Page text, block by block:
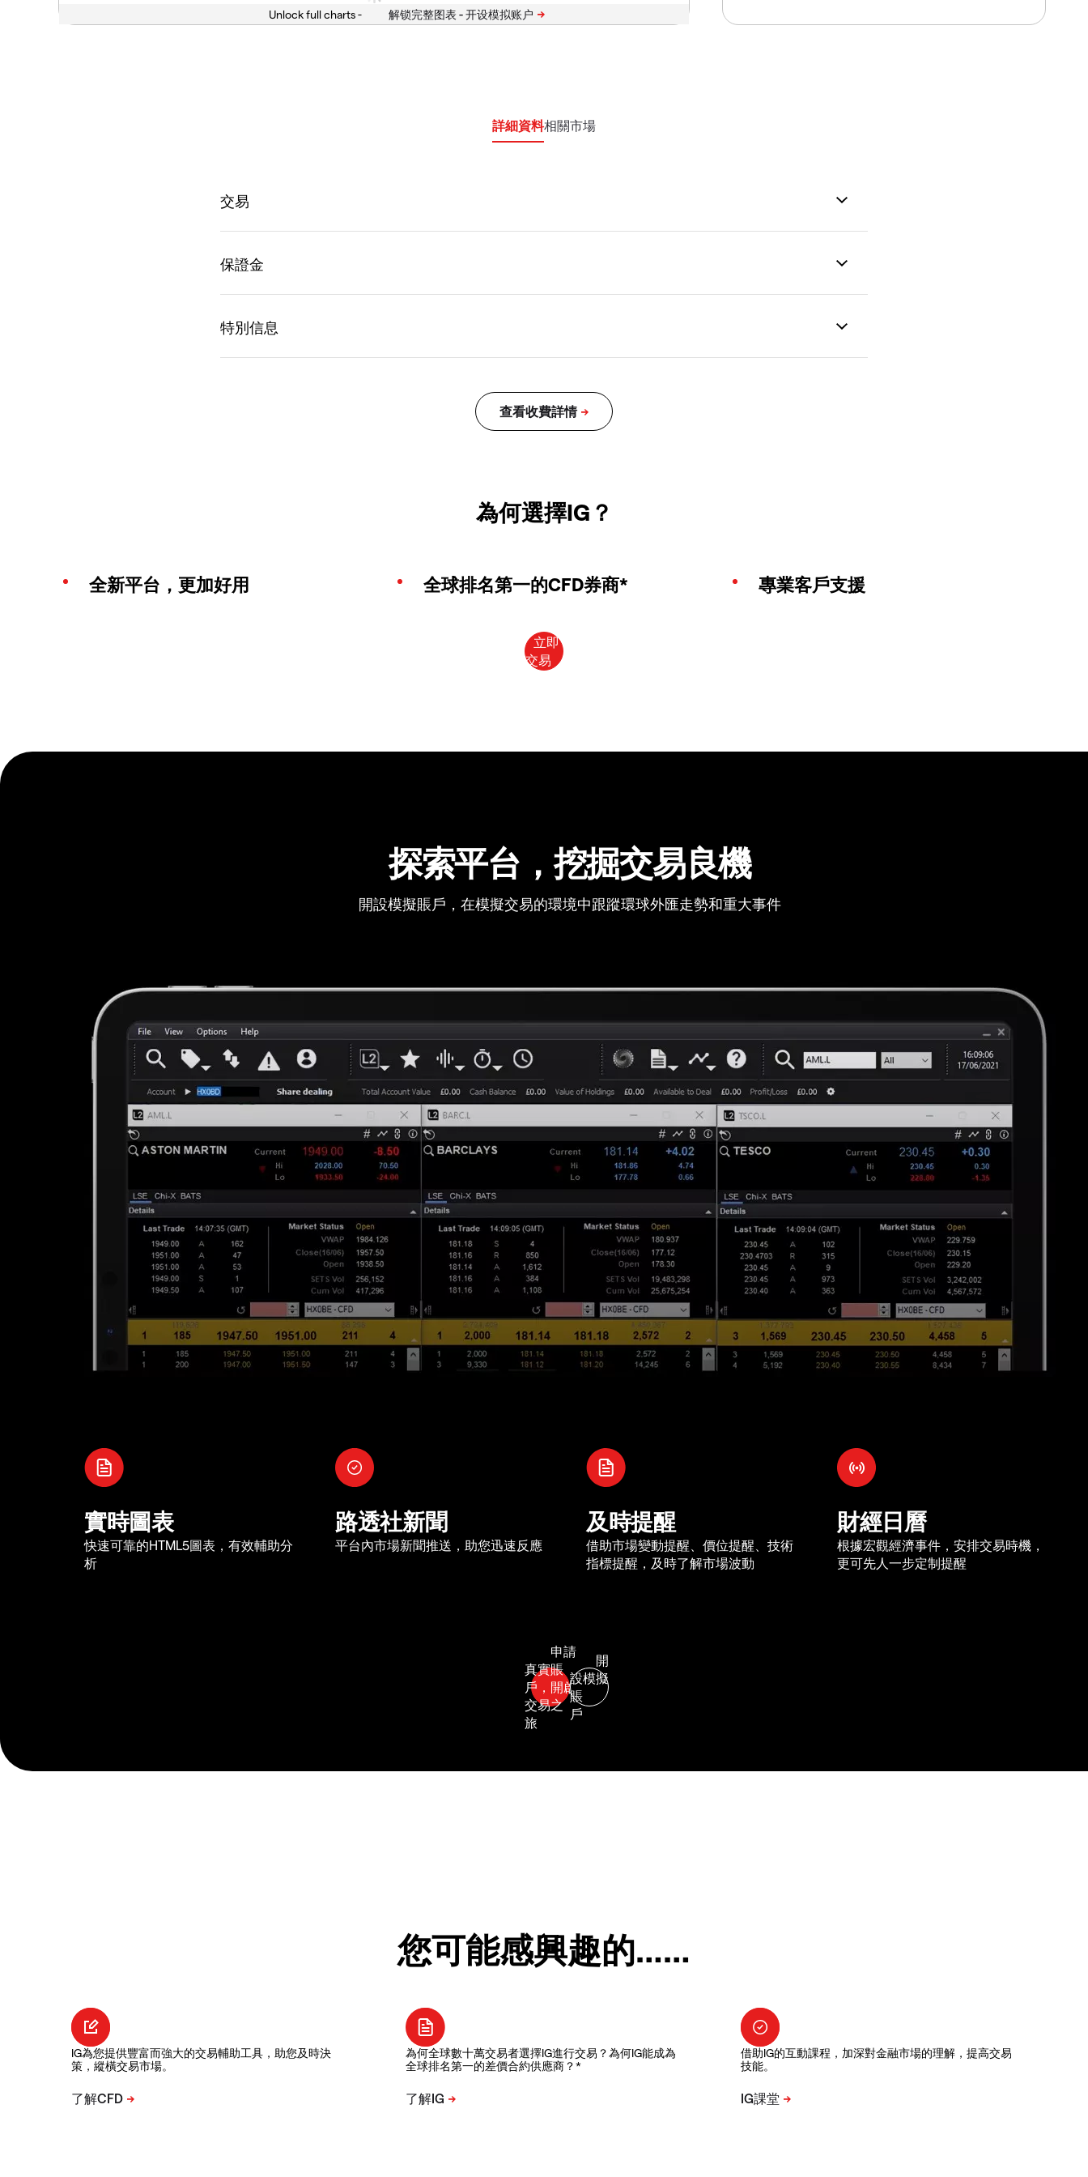
Unlock full charts -
詳細資料相關市場
為何選擇IG？
全新平台，更加好用 全球排名第一的CFD券商* 專業客戶支援
探索平台，挖掘交易良機
開設模擬賬戶，在模擬交易的環境中跟蹤環球外匯走勢和重大事件
實時圖表
快速可靠的HTML5圖表，有效輔助分
析
路透社新聞
平台內市場新聞推送，助您迅速反應
及時提醒
借助市場變動提醒、價位提醒、技術
指標提醒，及時了解市場波動
財經日曆
根據宏觀經濟事件，安排交易時機，
更可先人一步定制提醒
您可能感興趣的……
IG為您提供豐富而強大的交易輔助工具，助您及時決
策，縱橫交易市場。
為何全球數十萬交易者選擇IG進行交易？為何IG能成為
全球排名第一的差價合約供應商？*
借助IG的互動課程，加深對金融市場的理解，提高交易
技能。